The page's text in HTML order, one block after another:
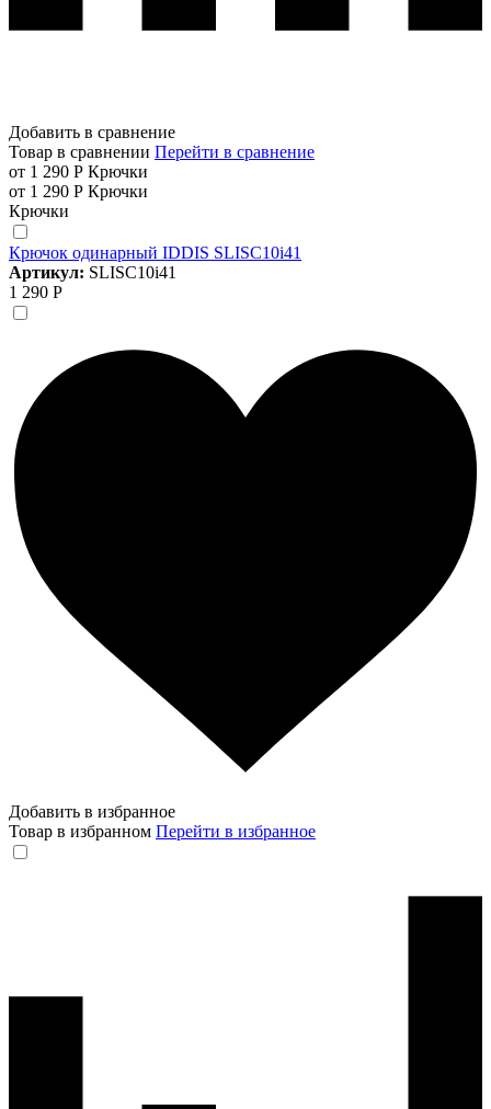
Добавить в сравнение
Товар в сравнении Перейти в сравнение
от 1 290 Р Крючки
от 1 290 Р Крючки
Крючки
Крючок одинарный IDDIS SLISC10i41
Артикул: SLISC10i41
1 290 Р
Добавить в избранное
Товар в избранном Перейти в избранное